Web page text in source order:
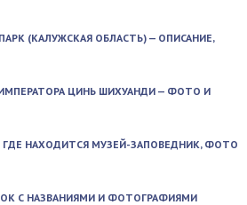
(КАЛУЖСКАЯ ОБЛАСТЬ) — ОПИСАНИЕ,
ЦИНЬ ШИХУАНДИ — ФОТО И
НАХОДИТСЯ МУЗЕЙ-ЗАПОВЕДНИК, ФОТО
С НАЗВАНИЯМИ И ФОТОГРАФИЯМИ